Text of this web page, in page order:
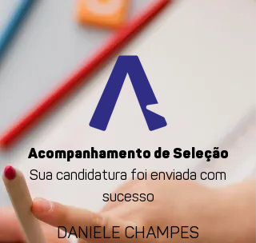
Acompanhamento de Seleção
Sua candidatura foi enviada com
sucesso
DANIELE CHAMPES